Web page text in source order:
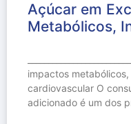
Açúcar em
Metabólicos,
impactos
cardiovascular O
adicionado é um dos